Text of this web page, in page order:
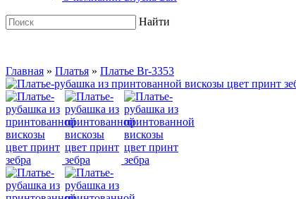
Найти
Главная » Платья » Платье Br-3353